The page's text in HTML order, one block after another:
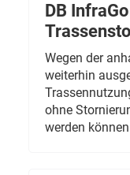
DB
Wegen der
weiterhin
ohne
werden